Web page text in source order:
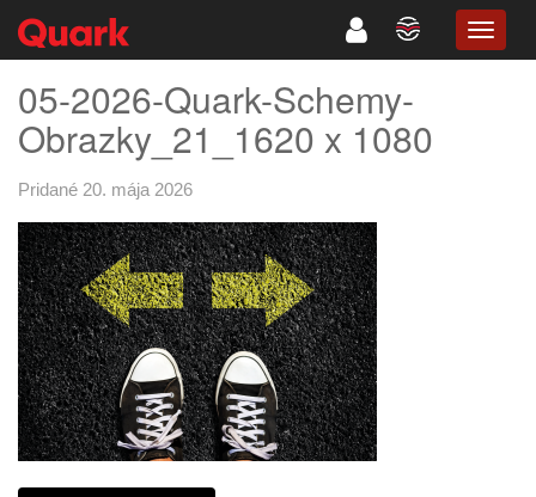
05-2026-Quark-Schemy-
Obrazky_21_1620 x 1080
Pridané 20. mája 2026